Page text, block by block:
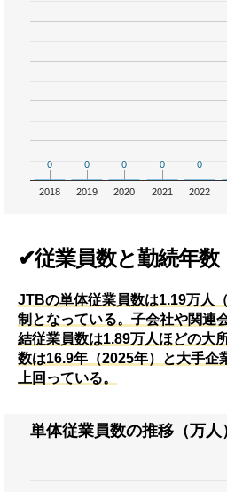
2018 2019 2020 2021 2022
0
0 0
0 0
0 0
0 0
0
✔従業員数と勤続年数
JTBの単体従業員数は1.19万人
制となっている。子会社や関連
結従業員数は1.89万人ほどの大
数は16.9年（2025年）と大手企
上回っている。
単体従業員数の推移（万人